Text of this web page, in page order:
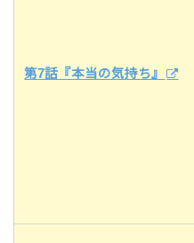
第7話『本当の気持ち』